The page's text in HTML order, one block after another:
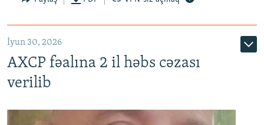
İyun 30, 2026
AXCP fəalına 2 il həbs cəzası
verilib